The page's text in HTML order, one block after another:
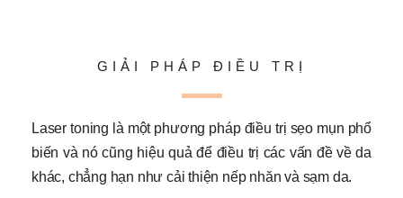
GIẢI PHÁP ĐIỀU TRỊ
Laser toning là một phương pháp điều trị sẹo mụn phổ
biến và nó cũng hiệu quả để điều trị các vấn đề về da
khác, chẳng hạn như cải thiện nếp nhăn và sạm da.